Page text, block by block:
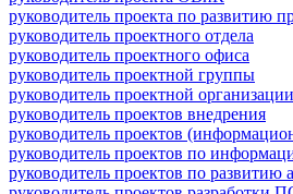
руководитель проекта по развитию
руководитель проектного отдела
руководитель проектного офиса
руководитель проектной группы
руководитель проектной организации
руководитель проектов внедрения
руководитель проектов
руководитель проектов по
руководитель проектов по развитию